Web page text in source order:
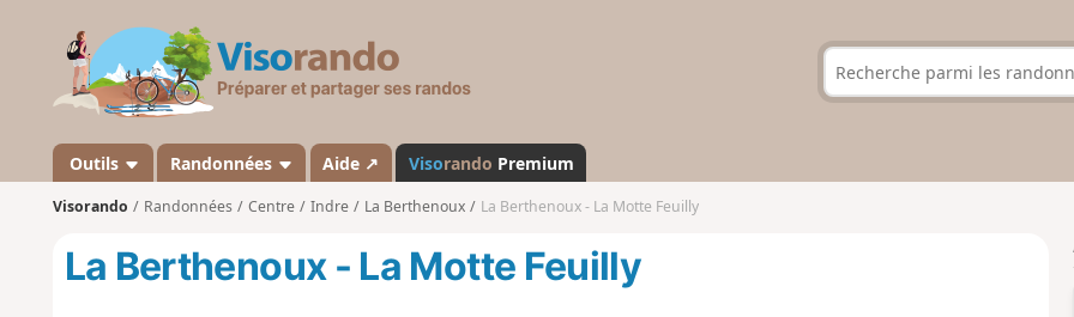
s
a
n
d
Outils Randonnées Aide ↗ Visorando Premium
Visorando Randonnées Centre Indre La Berthenoux La Berthenoux - La Motte Feuilly
La Berthenoux - La Motte Feuilly